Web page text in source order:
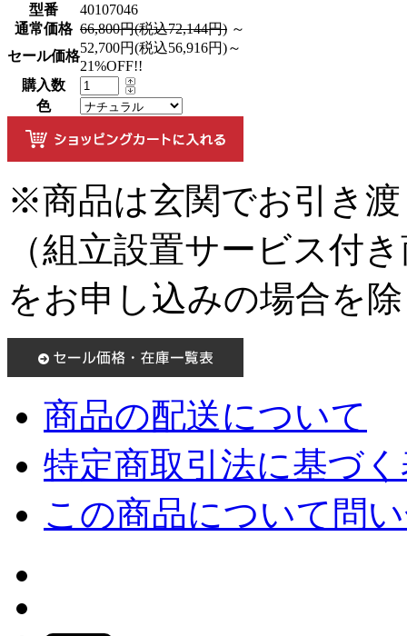
型番
40107046
通常価格 66,800円(税込72,144円) ～
セール価格
52,700円(税込56,916円)～
21%OFF!!
購入数
色
※商品は玄関でお引き
（組立設置サービス付
をお申し込みの場合を
商品の配送について
特定商取引法に基づ
この商品について問